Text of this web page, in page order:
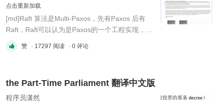
点击重新加载
[md]Raft 算法是Multi-Paxos，先有Paxos 后有
Raft，Raft可以认为是Paxos的一个工程实现，增
全新的系统大多选择了 Raft 算法，或者说有些是
`https://raft.github.io/` 官网有详细的说明，一定注
意到这两块 ...
赞 · 17297 阅读 · 0 评论
the Part-Time Parliament 翻译中文版
程序员潇然